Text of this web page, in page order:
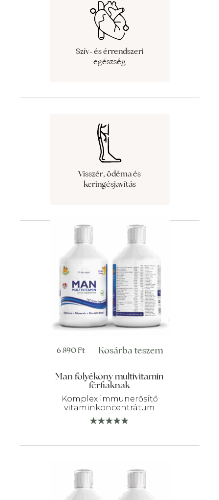
Szív- és érrendszeri
egészség
Visszér, ödéma és
keringésjavítás
Man folyékony multivitamin
férfiaknak
Komplex immunerősítő
vitaminkoncentrátum
6 890Ft Kosárba teszem